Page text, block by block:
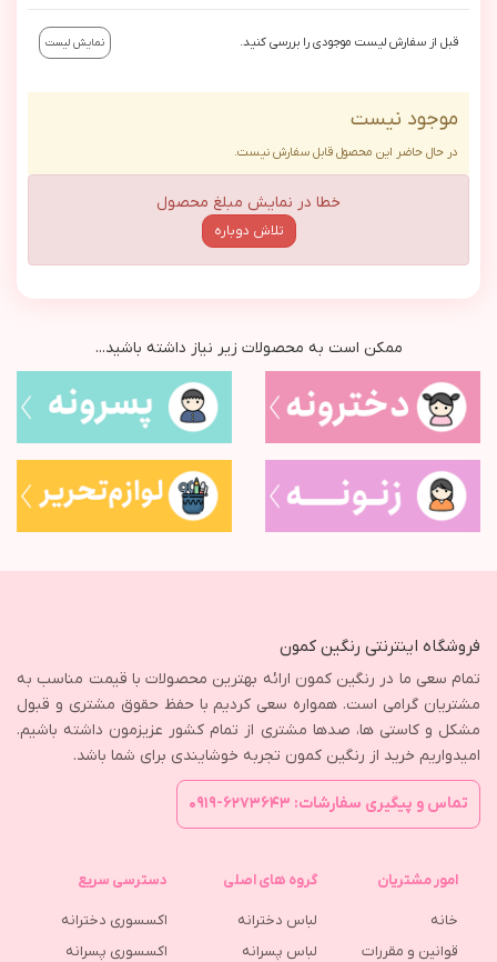
قبل از سفارش لیست موجودی را بررسی کنید. نمایش لیست
موجود نیست
در حال حاضر این محصول قابل سفارش نیست.
خطا در نمایش مبلغ محصول
تلاش دوباره
ممکن است به محصولات زیر نیاز داشته باشید...
فروشگاه اینترنتی رنگین کمون
تمام سعی ما در رنگین کمون ارائه بهترین محصولات با قیمت مناسب به
مشتریان گرامی است. همواره سعی کردیم با حفظ حقوق مشتری و قبول
مشکل و کاستی ها، صدها مشتری از تمام کشور عزیزمون داشته باشیم.
امیدواریم خرید از رنگین کمون تجربه خوشایندی برای شما باشد.
تماس و پیگیری سفارشات: ۶۲۷۳۶۴۳-۰۹۱۹
امور مشتریان
خانه
قوانین و مقررات
گروه های اصلی
لباس دخترانه
لباس پسرانه
دسترسی سریع
اکسسوری دخترانه
اکسسوری پسرانه